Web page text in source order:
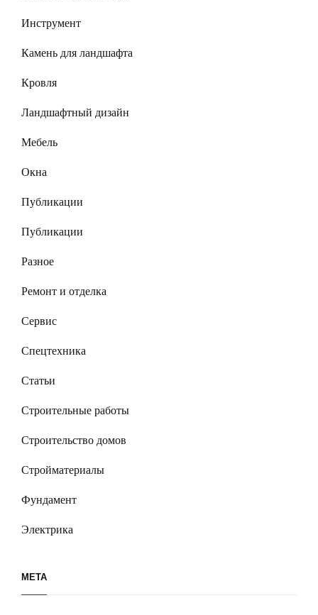
Инструмент
Камень для ландшафта
Кровля
Ландшафтный дизайн
Мебель
Окна
Публикации
Публикации
Разное
Ремонт и отделка
Сервис
Спецтехника
Статьи
Строительные работы
Строительство домов
Стройматериалы
Фундамент
Электрика
МЕТА